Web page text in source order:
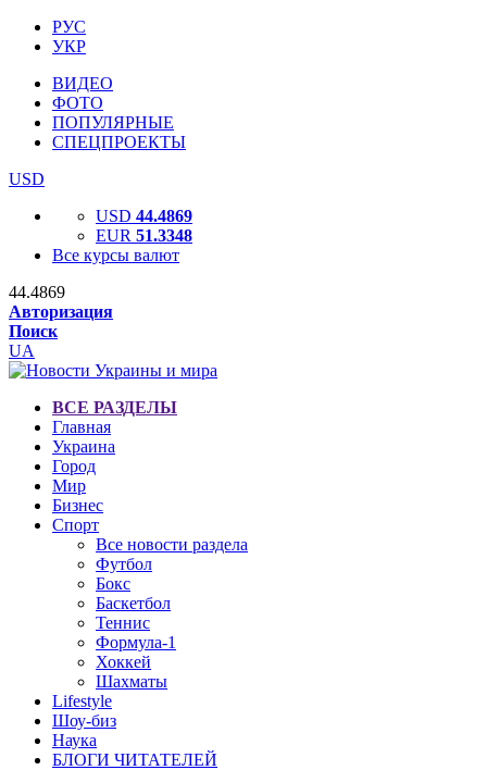
РУС
УКР
ВИДЕО
ФОТО
ПОПУЛЯРНЫЕ
СПЕЦПРОЕКТЫ
USD
USD 44.4869
EUR 51.3348
Все курсы валют
44.4869
Авторизация
Поиск
UA
ВСЕ РАЗДЕЛЫ
Главная
Украина
Город
Мир
Бизнес
Спорт
Все новости раздела
Футбол
Бокс
Баскетбол
Теннис
Формула-1
Хоккей
Шахматы
Lifestyle
Шоу-биз
Наука
БЛОГИ ЧИТАТЕЛЕЙ